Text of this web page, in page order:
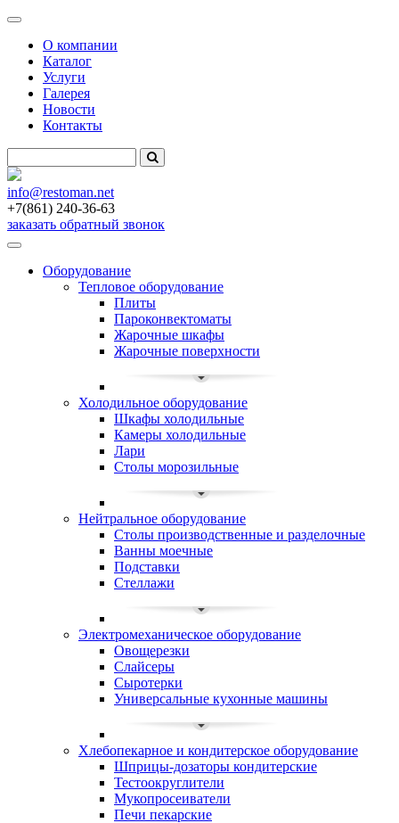
Меню
О компании
Каталог
Услуги
Галерея
Новости
Контакты
info@restoman.net
+7(861) 240-36-63
заказать обратный звонок
Toggle
navigationОборудование
Тепловое оборудование
Плиты
Пароконвектоматы
Жарочные шкафы
Жарочные поверхности
Холодильное оборудование
Шкафы холодильные
Камеры холодильные
Лари
Столы морозильные
Нейтральное оборудование
Столы производственные и разделочные
Ванны моечные
Подставки
Стеллажи
Электромеханическое оборудование
Овощерезки
Слайсеры
Сыротерки
Универсальные кухонные машины
Хлебопекарное и кондитерское оборудование
Шприцы-дозаторы кондитерские
Тестоокруглители
Мукопросеиватели
Печи пекарские